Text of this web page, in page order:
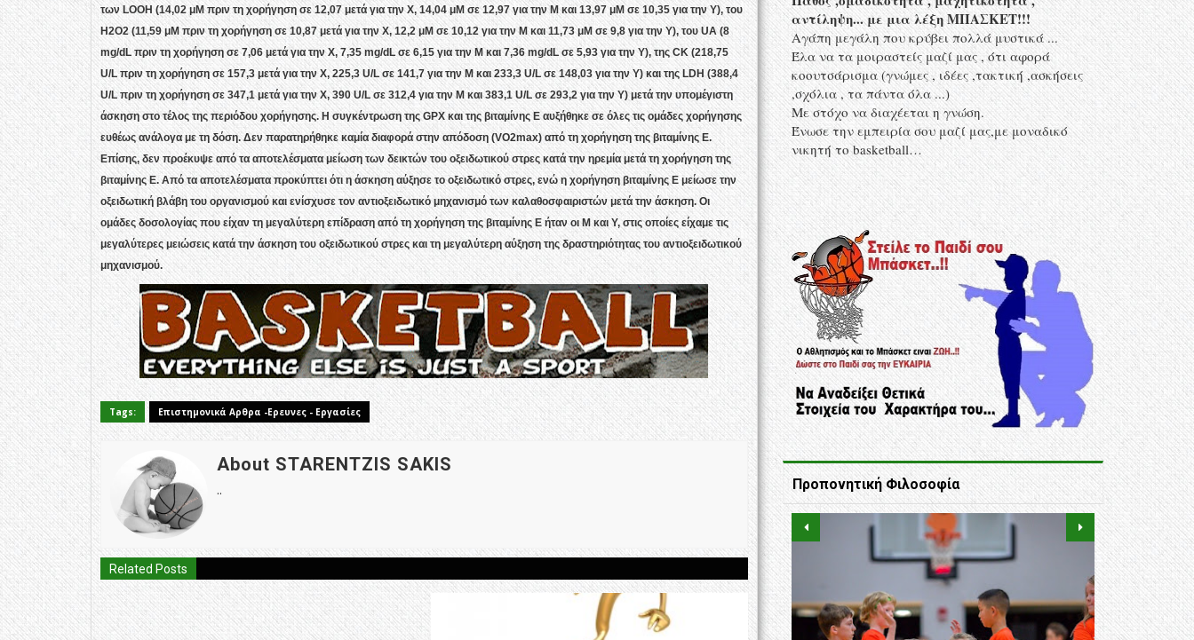
των LOOH (14,02 μΜ πριν τη χορήγηση σε 12,07 μετά για την Χ, 14,04 μΜ σε 12,97 για την Μ και 13,97 μΜ σε 10,35 για την Υ), του
H2O2 (11,59 μΜ πριν τη χορήγηση σε 10,87 μετά για την Χ, 12,2 μΜ σε 10,12 για την Μ και 11,73 μΜ σε 9,8 για την Υ), του UA (8
mg/dL πριν τη χορήγηση σε 7,06 μετά για την Χ, 7,35 mg/dL σε 6,15 για την Μ και 7,36 mg/dL σε 5,93 για την Υ), της CK (218,75
U/L πριν τη χορήγηση σε 157,3 μετά για την Χ, 225,3 U/L σε 141,7 για την Μ και 233,3 U/L σε 148,03 για την Υ) και της LDH (388,4
U/L πριν τη χορήγηση σε 347,1 μετά για την Χ, 390 U/L σε 312,4 για την Μ και 383,1 U/L σε 293,2 για την Υ) μετά την υπομέγιστη
άσκηση στο τέλος της περιόδου χορήγησης. Η συγκέντρωση της GPX και της βιταμίνης Ε αυξήθηκε σε όλες τις ομάδες χορήγησης
ευθέως ανάλογα με τη δόση. Δεν παρατηρήθηκε καμία διαφορά στην απόδοση (VO2max) από τη χορήγηση της βιταμίνης Ε.
Επίσης, δεν προέκυψε από τα αποτελέσματα μείωση των δεικτών του οξειδωτικού στρες κατά την ηρεμία μετά τη χορήγηση της
βιταμίνης Ε. Από τα αποτελέσματα προκύπτει ότι η άσκηση αύξησε το οξειδωτικό στρες, ενώ η χορήγηση βιταμίνης Ε μείωσε την
οξειδωτική βλάβη του οργανισμού και ενίσχυσε τον αντιοξειδωτικό μηχανισμό των καλαθοσφαιριστών μετά την άσκηση. Οι
ομάδες δοσολογίας που είχαν τη μεγαλύτερη επίδραση από τη χορήγηση της βιταμίνης Ε ήταν οι Μ και Υ, στις οποίες είχαμε τις
μεγαλύτερες μειώσεις κατά την άσκηση του οξειδωτικού στρες και τη μεγαλύτερη αύξηση της δραστηριότητας του αντιοξειδωτικού
μηχανισμού.
Tags: Επιστημονικά Αρθρα -Ερευνες - Εργασίες
About STARENTZIS SAKIS
..
Related Posts
αντίληψη... με μια λέξη MΠΑΣΚΕΤ!!!
Αγάπη μεγάλη που κρύβει πολλά μυστικά ...
Έλα να τα μοιραστείς μαζί μας , ότι αφορά
κοουτσάρισμα (γνώμες , ιδέες ,τακτική ,ασκήσεις
,σχόλια , τα πάντα όλα ...)
Με στόχο να διαχέεται η γνώση.
Ένωσε την εμπειρία σου μαζί μας,με μοναδικό
νικητή το basketball…
Προπονητική Φιλοσοφία